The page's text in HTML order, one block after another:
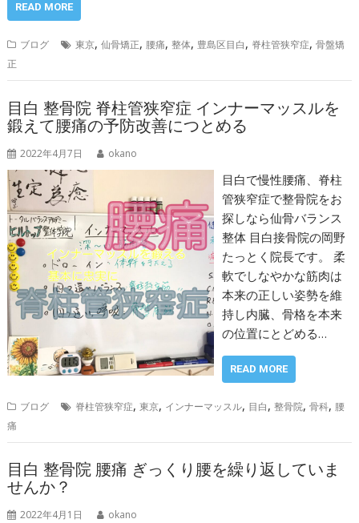
READ MORE
ブログ 東京,仙骨矯正, 腰痛,整体, 豊島区目白, 脊柱管狭窄症,骨盤矯
正
目白 整骨院 脊柱管狭窄症 インナーマッスルを
鍛えて腰痛の予防改善につとめる
2022年4月7日 okano
目白で慢性腰痛、脊柱
管狭窄症で整骨院をお
探しなら仙骨バランス
整体 目白接骨院の岡野
たっとく院長です。 柔
軟でしなやかな筋肉は
本来の正しい姿勢を維
持し内臓、骨格を本来
の位置にとどめる…
READ MORE
ブログ 脊柱管狭窄症,東京, インナーマッスル, 目白,整骨院,骨科, 腰
痛
目白 整骨院 腰痛 ぎっくり腰を繰り返していま
せんか？
2022年4月1日 okano